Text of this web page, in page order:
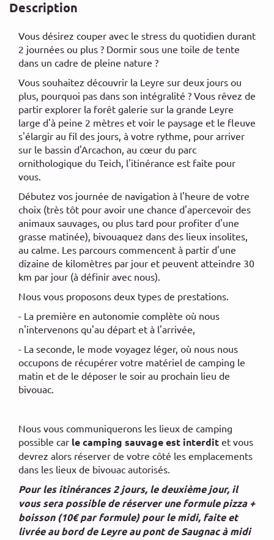
Description
Vous désirez couper avec le stress du quotidien durant
2 journées ou plus ? Dormir sous une toile de tente
dans un cadre de pleine nature ?
Vous souhaitez découvrir la Leyre sur deux jours ou
plus, pourquoi pas dans son intégralité ? Vous rêvez de
partir explorer la forêt galerie sur la grande Leyre
large d'à peine 2 mètres et voir le paysage et le fleuve
s'élargir au fil des jours, à votre rythme, pour arriver
sur le bassin d'Arcachon, au cœur du parc
ornithologique du Teich, l'itinérance est faite pour
vous.
Débutez vos journée de navigation à l'heure de votre
choix (très tôt pour avoir une chance d'apercevoir des
animaux sauvages, ou plus tard pour profiter d'une
grasse matinée), bivouaquez dans des lieux insolites,
au calme. Les parcours commencent à partir d'une
dizaine de kilomètres par jour et peuvent atteindre 30
km par jour (à définir avec nous).
Nous vous proposons deux types de prestations.
- La première en autonomie complète où nous
n'intervenons qu'au départ et à l'arrivée,
- La seconde, le mode voyagez léger, où nous nous
occupons de récupérer votre matériel de camping le
matin et de le déposer le soir au prochain lieu de
bivouac.
Nous vous communiquerons les lieux de camping
possible car le camping sauvage est interdit et vous
devrez alors réserver de votre côté les emplacements
dans les lieux de bivouac autorisés.
Pour les itinérances 2 jours, le deuxième jour, il
vous sera possible de réserver une formule pizza +
boisson (10€ par formule) pour le midi, faite et
livrée au bord de Leyre au pont de Saugnac à midi